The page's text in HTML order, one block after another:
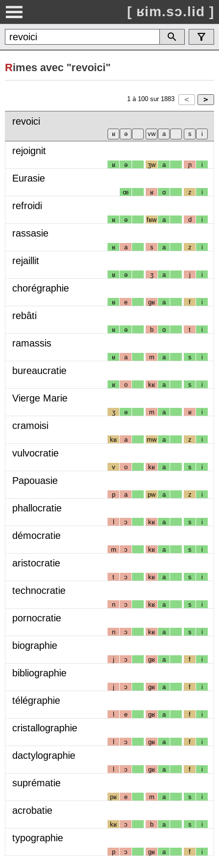
[ ʁim.sɔ.lid ]
Rimes avec "revoici"
1 à 100 sur 1883
revoici
rejoignit
ʁ ə ʒw a ɲ i
Eurasie
œ ʁ ɑ z i
refroidi
ʁ ə fʁw a d i
rassasie
ʁ a s a z i
rejaillit
ʁ ə ʒ a j i
chorégraphie
ʁ e gʁ a f i
rebâti
ʁ ə b ɑ t i
ramassis
ʁ a m a s i
bureaucratie
ʁ o kʁ a s i
Vierge Marie
ʒ ə m a ʁ i
cramoisi
kʁ a mw a z i
vulvocratie
v o kʁ a s i
Papouasie
p a pw a z i
phallocratie
l ɔ kʁ a s i
démocratie
m ɔ kʁ a s i
aristocratie
t ɔ kʁ a s i
technocratie
n ɔ kʁ a s i
pornocratie
n ɔ kʁ a s i
biographie
j ɔ gʁ a f i
bibliographie
j ɔ gʁ a f i
télégraphie
l e gʁ a f i
cristallographie
l ɔ gʁ a f i
dactylographie
l ɔ gʁ a f i
suprématie
pʁ e m a s i
acrobatie
kʁ ɔ b a s i
typographie
p ɔ gʁ a f i